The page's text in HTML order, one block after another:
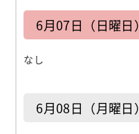
6月07日（日曜日）
なし
6月08日（月曜日）